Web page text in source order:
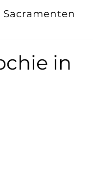
Sacramenten
in